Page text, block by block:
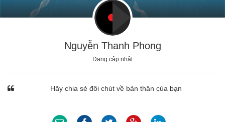
Excel Nâng Cao
Nguyễn Thanh Phong
Đang cập nhật
Hãy chia sẻ đôi chút về bản thân của bạn